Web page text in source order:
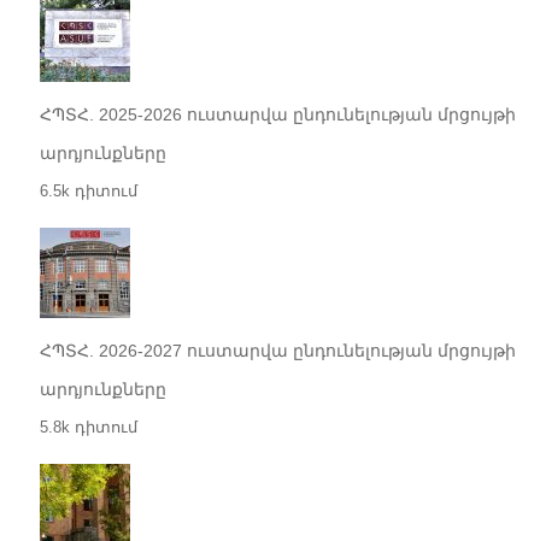
ՀՊՏՀ. 2025-2026 ուստարվա ընդունելության մրցույթի
արդյունքները
6.5k դիտում
ՀՊՏՀ. 2026-2027 ուստարվա ընդունելության մրցույթի
արդյունքները
5.8k դիտում